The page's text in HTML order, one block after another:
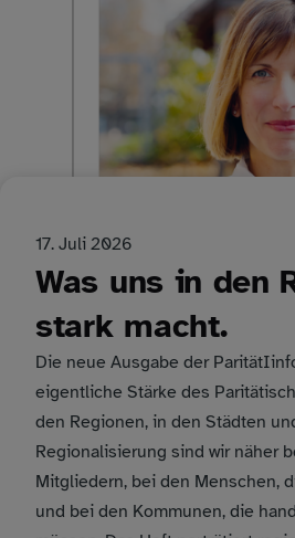
17. Juli 2026
Was uns in den
stark macht.
Die neue Ausgabe der
eigentliche Stärke des
den Regionen, in den Städten
Regionalisierung sind wir näher
Mitgliedern, bei den Menschen,
und bei den Kommunen, die